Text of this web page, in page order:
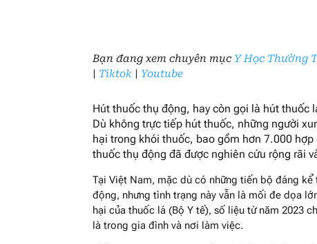
Bạn đang xem chuyên mục Y Học Thường
| Tiktok | Youtube
Hút thuốc thụ động, hay còn gọi là hút
Dù không trực tiếp hút thuốc, những người
hại trong khói thuốc, bao gồm hơn 7.000
thuốc thụ động đã được nghiên cứu rộng rãi
Tại Việt Nam, mặc dù có những tiến bộ đáng
động, nhưng tình trạng này vẫn là mối đe dọa
hại của thuốc lá (Bộ Y tế), số liệu từ năm 2023
là trong gia đình và nơi làm việc.